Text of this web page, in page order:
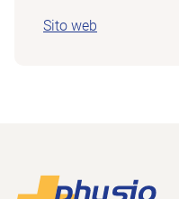
Sito web
Piè di pagina